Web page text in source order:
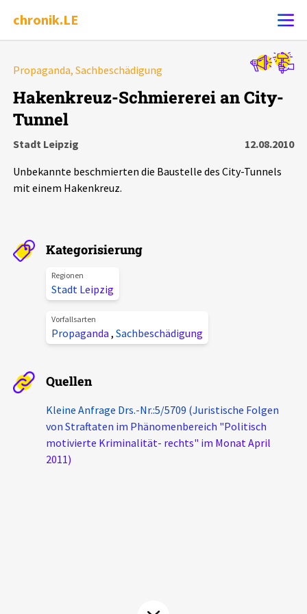
chronik.LE
Ereignis melden
Chronik
Schlaglichter
Phänomene
Aktuelles
Veranstaltungen
Pressemitteilungen
Podcasts
Kontakt
Unterstützer_innen
Propaganda, Sachbeschädigung
Hakenkreuz-Schmiererei an City-
Tunnel
Stadt Leipzig
12.08.2010
Unbekannte beschmierten die Baustelle des City-Tunnels
mit einem Hakenkreuz.
Kategorisierung
Regionen
Stadt Leipzig
Vorfallsarten
Propaganda , Sachbeschädigung
Quellen
Kleine Anfrage Drs.-Nr.:5/5709 (Juristische Folgen
von Straftaten im Phänomenbereich "Politisch
motivierte Kriminalität- rechts" im Monat April
2011)
Alle Ereignisse
Ereignisse
Ereignisse